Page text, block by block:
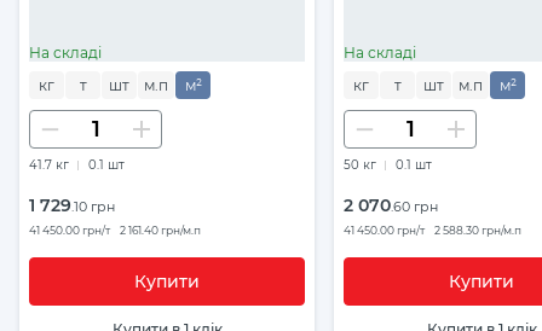
На складі
1 729.10 грн
41 450.00 грн/т 2 161.40 грн/м.п
Купити
кг т шт м.п м²
41.7 кг 0.1 шт
На складі
2 070.60 грн
41 450.00 грн/т 2 588.30 грн/м.п
Купити
кг т шт м.п м²
50 кг 0.1 шт